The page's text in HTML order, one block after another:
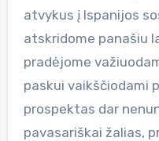
atvykus į Ispanijos
atskridome panašiu
pradėjome
paskui vaikščiodami
prospektas dar
pavasariškai žalias,